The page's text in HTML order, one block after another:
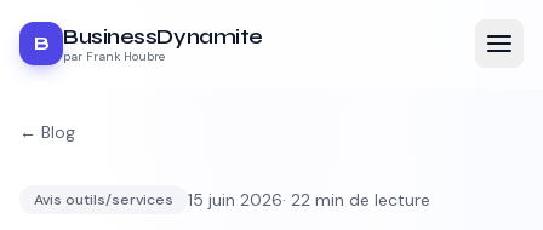
B BusinessDynamite
par Frank Houbre
← Blog
Avis outils/services 15 juin 2026· 22 min de lecture